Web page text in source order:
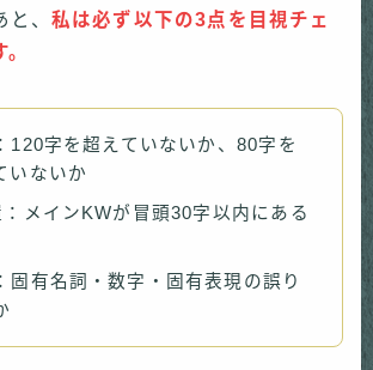
、 私は必ず以下の3点を目視チェ
120字を超えていないか、80字を
いないか
：メインKWが冒頭30字以内にある
固有名詞・数字・固有表現の誤り